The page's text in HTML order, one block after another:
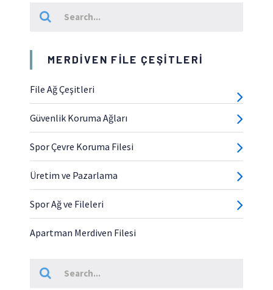
MERDIVEN FILE ÇEŞITLERI
File Ağ Çeşitleri
Güvenlik Koruma Ağları
Spor Çevre Koruma Filesi
Üretim ve Pazarlama
Spor Ağ ve Fileleri
Apartman Merdiven Filesi